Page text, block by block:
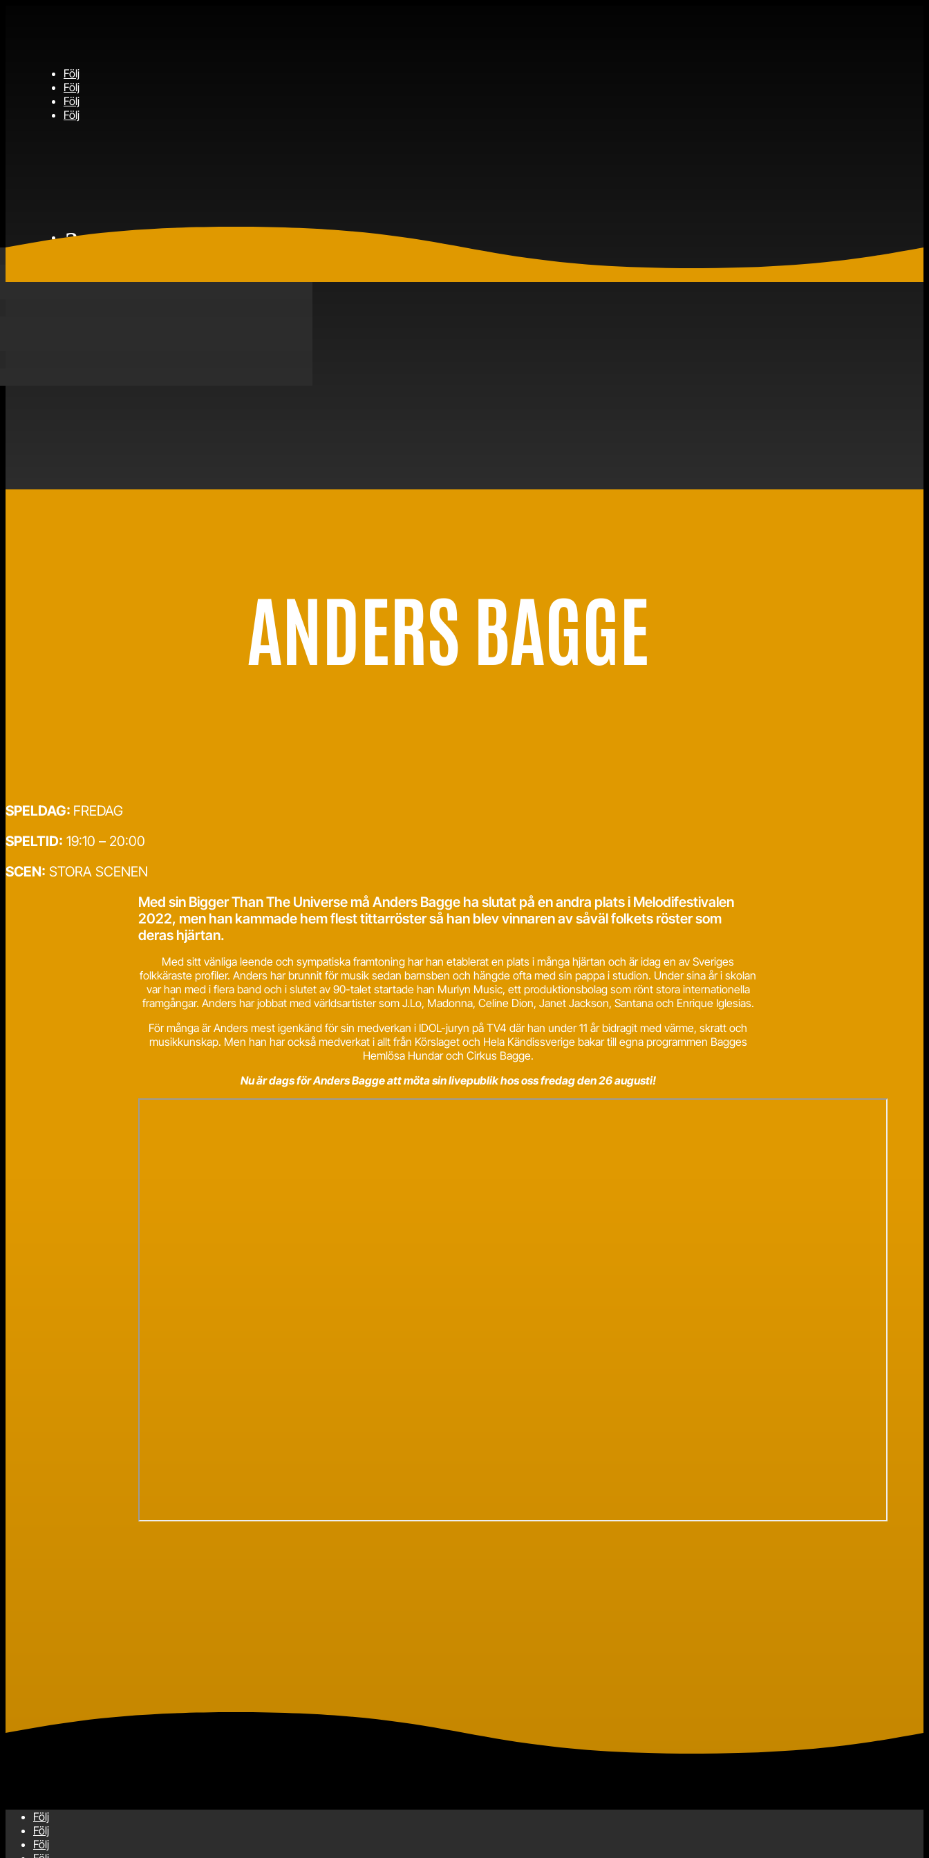
Följ
Följ
Följ
Följ
ANDERS BAGGE
SPELDAG: FREDAG
SPELTID: 19:10 – 20:00
SCEN: STORA SCENEN
Med sin Bigger Than The Universe må Anders Bagge ha slutat på en andra plats i Melodifestivalen
2022, men han kammade hem flest tittarröster så han blev vinnaren av såväl folkets röster som
deras hjärtan.
Med sitt vänliga leende och sympatiska framtoning har han etablerat en plats i många hjärtan och är idag en av Sveriges
folkkäraste profiler. Anders har brunnit för musik sedan barnsben och hängde ofta med sin pappa i studion. Under sina år i skolan
var han med i flera band och i slutet av 90-talet startade han Murlyn Music, ett produktionsbolag som rönt stora internationella
framgångar. Anders har jobbat med världsartister som J.Lo, Madonna, Celine Dion, Janet Jackson, Santana och Enrique Iglesias.
För många är Anders mest igenkänd för sin medverkan i IDOL-juryn på TV4 där han under 11 år bidragit med värme, skratt och
musikkunskap. Men han har också medverkat i allt från Körslaget och Hela Kändissverige bakar till egna programmen Bagges
Hemlösa Hundar och Cirkus Bagge.
Nu är dags för Anders Bagge att möta sin livepublik hos oss fredag den 26 augusti!
Följ
Följ
Följ